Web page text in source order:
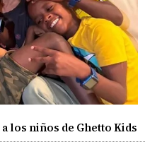
los niños de Ghetto Kids